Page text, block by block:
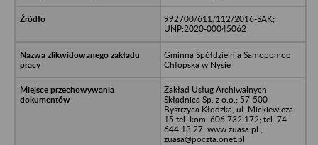
992700/611/112/2016-SAK;
UNP:2020-00045062
Gminna Spółdzielnia Samopomoc
Chłopska w Nysie
Zakład Usług Archiwalnych
Składnica Sp. z o.o.; 57-500
Bystrzyca Kłodzka, ul. Mickiewicza
15 tel. kom. 606 732 172; tel. 74
644 13 27; www.zuasa.pl ;
zuasa@poczta.onet.pl